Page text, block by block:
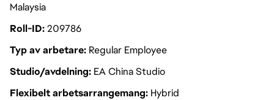
Malaysia
Roll-ID209786
Typ av arbetare Regular Employee
Studio/avdelning EA China Studio
Flexibelt arbetsarrangemang Hybrid